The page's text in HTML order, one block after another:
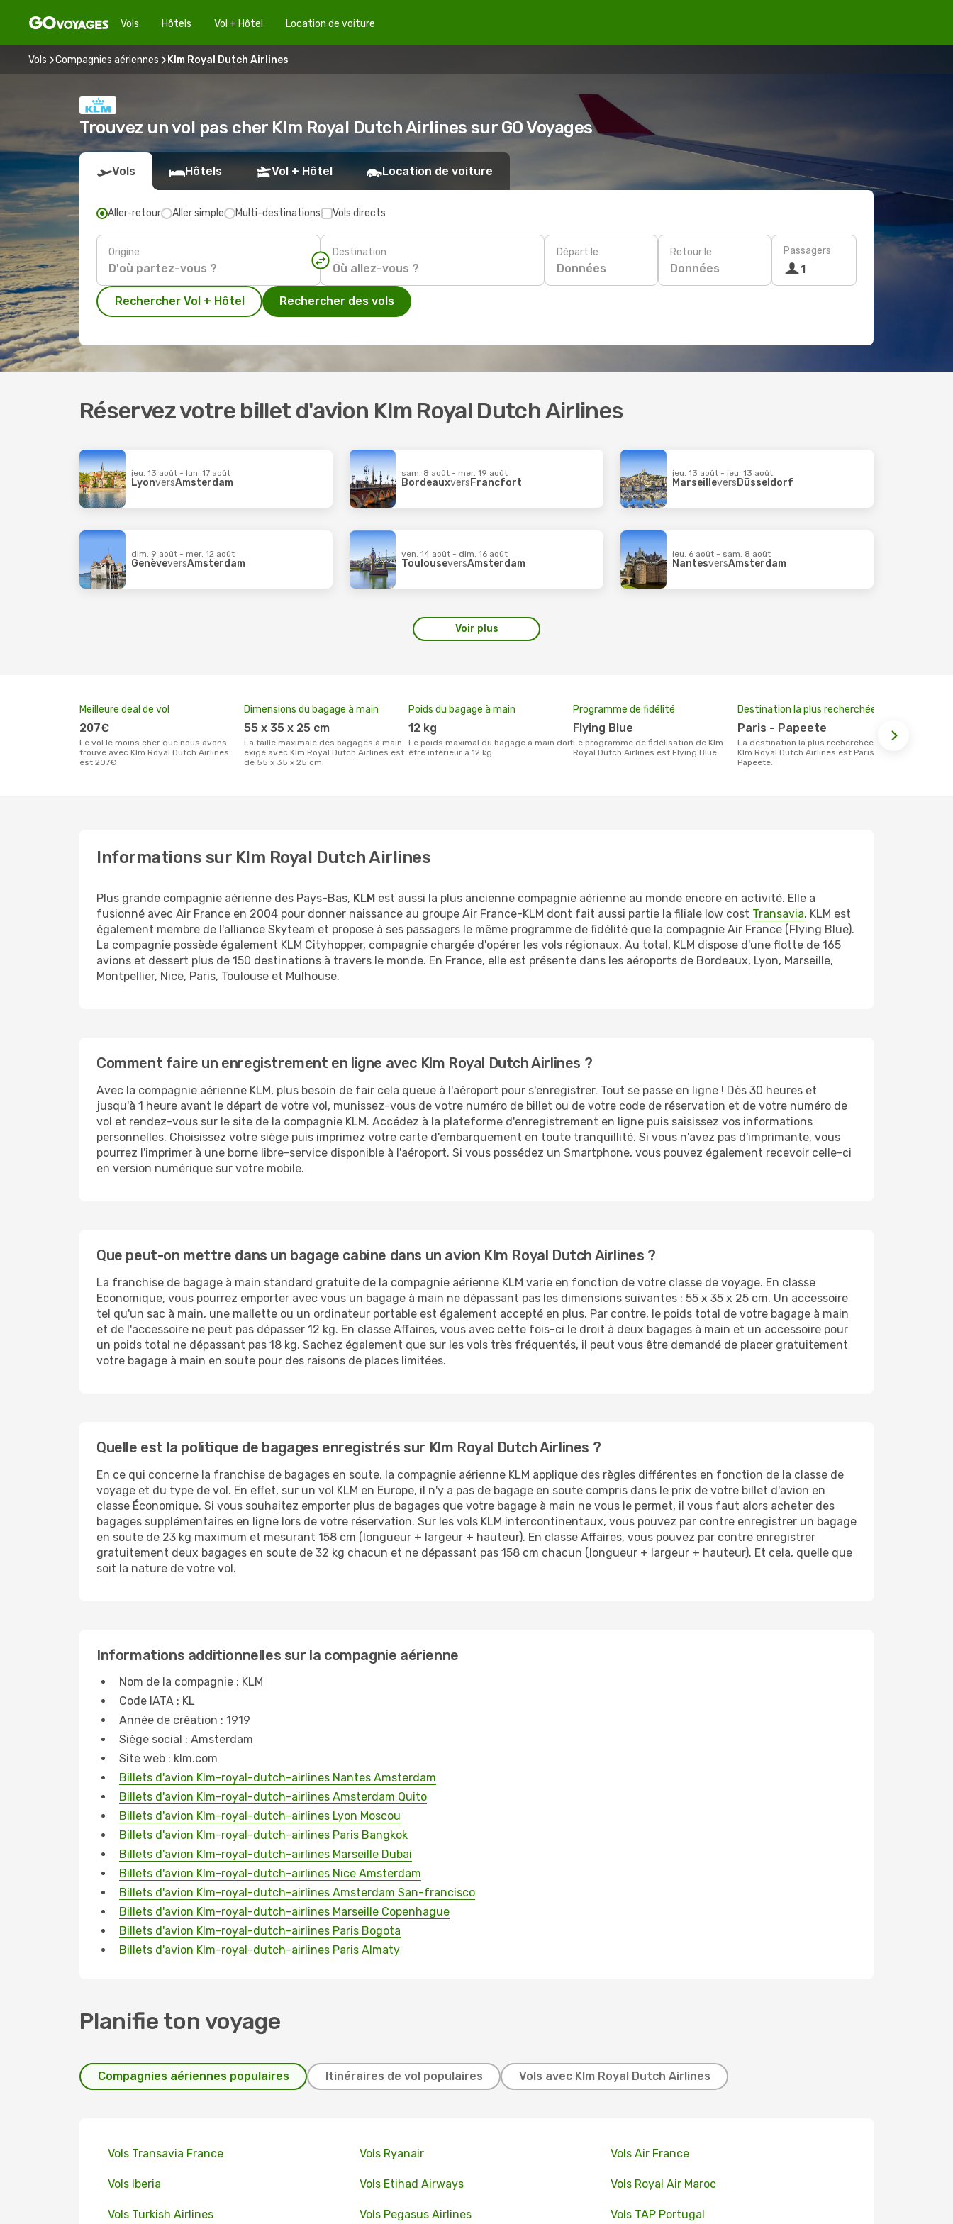
Vols Hôtels Vol + Hôtel Location de voiture
Vols Compagnies aériennes Klm Royal Dutch Airlines
Trouvez un vol pas cher Klm Royal Dutch Airlines sur GO Voyages
Vols Hôtels Vol + Hôtel Location de voiture
Aller-retour Aller simple Multi-destinations Vols directs
Origine Destination Départ le
Données
Retour le
Données
Passagers
1
Rechercher Vol + Hôtel Rechercher des vols
Réservez votre billet d'avion Klm Royal Dutch Airlines
jeu. 13 août - lun. 17 août
LyonversAmsterdam
sam. 8 août - mer. 19 août
BordeauxversFrancfort
jeu. 13 août - jeu. 13 août
Marseillevers Düsseldorf
dim. 9 août - mer. 12 août
GenèveversAmsterdam
ven. 14 août - dim. 16 août
ToulouseversAmsterdam
jeu. 6 août - sam. 8 août
NantesversAmsterdam
Voir plus
Meilleure deal de vol
207€
Le vol le moins cher que nous avons
trouvé avec Klm Royal Dutch Airlines
est 207€
Dimensions du bagage à main
55 x 35 x 25 cm
La taille maximale des bagages à main
exigé avec Klm Royal Dutch Airlines est
de 55 x 35 x 25 cm.
Poids du bagage à main
12 kg
Le poids maximal du bagage à main doit
être inférieur à 12 kg.
Programme de fidélité
Flying Blue
Le programme de fidélisation de Klm
Royal Dutch Airlines est Flying Blue.
Destination la plus recherchée
Paris - Papeete
La destination la plus recherchée avec
Klm Royal Dutch Airlines est Paris -
Papeete.
Informations sur Klm Royal Dutch Airlines
Plus grande compagnie aérienne des Pays-Bas, KLM est aussi la plus ancienne compagnie aérienne au monde encore en activité. Elle a
fusionné avec Air France en 2004 pour donner naissance au groupe Air France-KLM dont fait aussi partie la filiale low cost Transavia. KLM est
également membre de l'alliance Skyteam et propose à ses passagers le même programme de fidélité que la compagnie Air France (Flying Blue).
La compagnie possède également KLM Cityhopper, compagnie chargée d'opérer les vols régionaux. Au total, KLM dispose d'une flotte de 165
avions et dessert plus de 150 destinations à travers le monde. En France, elle est présente dans les aéroports de Bordeaux, Lyon, Marseille,
Montpellier, Nice, Paris, Toulouse et Mulhouse.
Comment faire un enregistrement en ligne avec Klm Royal Dutch Airlines ?
Avec la compagnie aérienne KLM, plus besoin de fair cela queue à l'aéroport pour s'enregistrer. Tout se passe en ligne ! Dès 30 heures et
jusqu'à 1 heure avant le départ de votre vol, munissez-vous de votre numéro de billet ou de votre code de réservation et de votre numéro de
vol et rendez-vous sur le site de la compagnie KLM. Accédez à la plateforme d'enregistrement en ligne puis saisissez vos informations
personnelles. Choisissez votre siège puis imprimez votre carte d'embarquement en toute tranquillité. Si vous n'avez pas d'imprimante, vous
pourrez l'imprimer à une borne libre-service disponible à l'aéroport. Si vous possédez un Smartphone, vous pouvez également recevoir celle-ci
en version numérique sur votre mobile.
Que peut-on mettre dans un bagage cabine dans un avion Klm Royal Dutch Airlines ?
La franchise de bagage à main standard gratuite de la compagnie aérienne KLM varie en fonction de votre classe de voyage. En classe
Economique, vous pourrez emporter avec vous un bagage à main ne dépassant pas les dimensions suivantes : 55 x 35 x 25 cm. Un accessoire
tel qu'un sac à main, une mallette ou un ordinateur portable est également accepté en plus. Par contre, le poids total de votre bagage à main
et de l'accessoire ne peut pas dépasser 12 kg. En classe Affaires, vous avec cette fois-ci le droit à deux bagages à main et un accessoire pour
un poids total ne dépassant pas 18 kg. Sachez également que sur les vols très fréquentés, il peut vous être demandé de placer gratuitement
votre bagage à main en soute pour des raisons de places limitées.
Quelle est la politique de bagages enregistrés sur Klm Royal Dutch Airlines ?
En ce qui concerne la franchise de bagages en soute, la compagnie aérienne KLM applique des règles différentes en fonction de la classe de
voyage et du type de vol. En effet, sur un vol KLM en Europe, il n'y a pas de bagage en soute compris dans le prix de votre billet d'avion en
classe Économique. Si vous souhaitez emporter plus de bagages que votre bagage à main ne vous le permet, il vous faut alors acheter des
bagages supplémentaires en ligne lors de votre réservation. Sur les vols KLM intercontinentaux, vous pouvez par contre enregistrer un bagage
en soute de 23 kg maximum et mesurant 158 cm (longueur + largeur + hauteur). En classe Affaires, vous pouvez par contre enregistrer
gratuitement deux bagages en soute de 32 kg chacun et ne dépassant pas 158 cm chacun (longueur + largeur + hauteur). Et cela, quelle que
soit la nature de votre vol.
Informations additionnelles sur la compagnie aérienne
Nom de la compagnie : KLM
Code IATA : KL
Année de création : 1919
Siège social : Amsterdam
Site web : klm.com
Billets d'avion Klm-royal-dutch-airlines Nantes Amsterdam
Billets d'avion Klm-royal-dutch-airlines Amsterdam Quito
Billets d'avion Klm-royal-dutch-airlines Lyon Moscou
Billets d'avion Klm-royal-dutch-airlines Paris Bangkok
Billets d'avion Klm-royal-dutch-airlines Marseille Dubai
Billets d'avion Klm-royal-dutch-airlines Nice Amsterdam
Billets d'avion Klm-royal-dutch-airlines Amsterdam San-francisco
Billets d'avion Klm-royal-dutch-airlines Marseille Copenhague
Billets d'avion Klm-royal-dutch-airlines Paris Bogota
Billets d'avion Klm-royal-dutch-airlines Paris Almaty
Planifie ton voyage
Compagnies aériennes populaires Itinéraires de vol populaires Vols avec Klm Royal Dutch Airlines
Vols Transavia France Vols Ryanair Vols Air France
Vols Iberia Vols Etihad Airways Vols Royal Air Maroc
Vols Turkish Airlines Vols Pegasus Airlines Vols TAP Portugal